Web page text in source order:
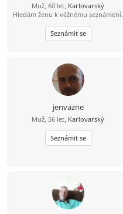
Muž, 60 let, Karlovarský
Hledám ženu k vážnému seznámení.
Seznámit se
jenvazne
Muž, 56 let, Karlovarský
Seznámit se